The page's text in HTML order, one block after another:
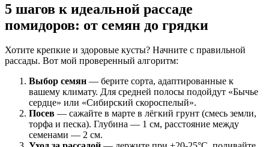
5 шагов к идеальной рассаде
помидоров: от семян до грядки
Хотите крепкие и здоровые кусты? Начните с правильной
рассады. Вот мой проверенный алгоритм:
Выбор семян — берите сорта, адаптированные к
вашему климату. Для средней полосы подойдут «Бычье
сердце» или «Сибирский скороспелый».
Посев — сажайте в марте в лёгкий грунт (смесь земли,
торфа и песка). Глубина — 1 см, расстояние между
семенами — 2 см.